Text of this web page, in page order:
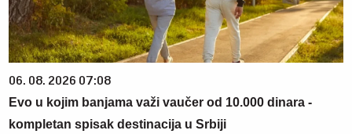
06. 08. 2026 07:08
Evo u kojim banjama važi vaučer od 10.000 dinara -
kompletan spisak destinacija u Srbiji